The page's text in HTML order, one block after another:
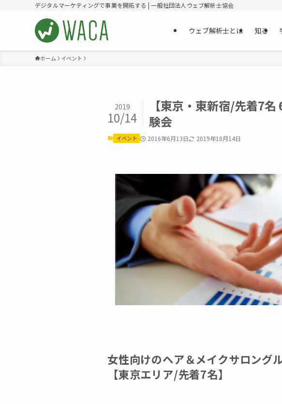
デジタルマーケティングで事業を開拓する | 一般社団法人ウェブ解析士協会
ウェブ解析士とは 知る
ホーム イベント
【東京・東新宿/先着7
験会
2019
10/14
イベント 2016年6月13日 2019年10月14日
女性向けのヘア＆メイクサロング
【東京エリア/先着7名】